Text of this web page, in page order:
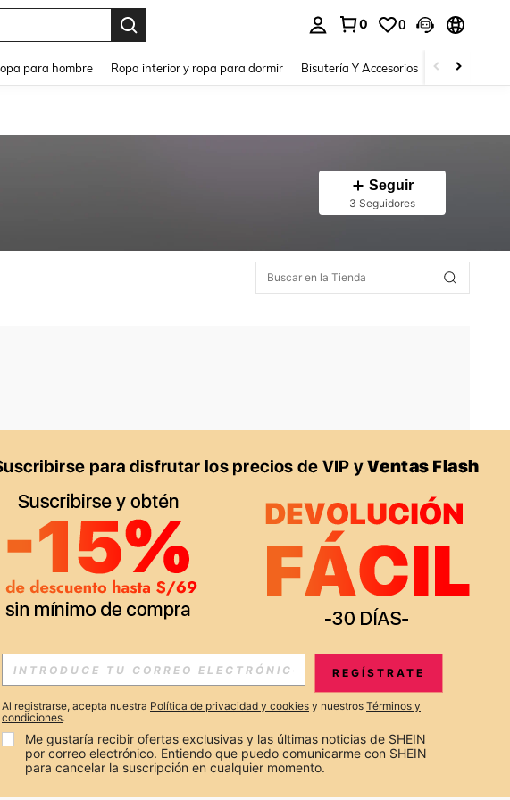
0 0
para hombre Ropa interior y ropa para dormir Bisutería Y Accesorios Zapatos
Seguir
3 Seguidores
de nuevo.
EN APP
RECIBIR OFERTAS EXCLUSIVAS, PROMOCIONES Y NOTICIAS DE SHEIN
Suscribir
REGÍSTRATE
Al registrarse, acepta nuestra Política de privacidad y cookies y nuestros Términos y
condiciones.
Me gustaría recibir ofertas exclusivas y las últimas noticias de SHEIN
por correo electrónico. Entiendo que puedo comunicarme con SHEIN
para cancelar la suscripción en cualquier momento.